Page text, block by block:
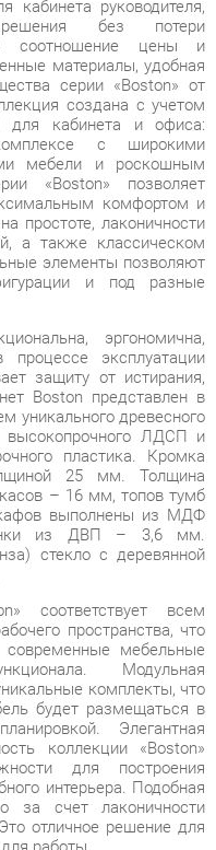
серии «Boston» от
создана с учетом
кабинета и офиса:
с широкими
мебели и роскошным
«Boston» позволяет
комфортом и
простоте, лаконичности
а также классическом
элементы позволяют
и под разные
эргономична,
эксплуатации
защиту от истирания,
Boston представлен в
древесного
ЛДСП и
пластика. Кромка
25 мм. Толщина
– 16 мм, топов тумб
выполнены из МДФ
из ДВП – 3,6 мм.
стекло с деревянной
соответствует всем
пространства, что
мебельные
Модульная
будет размещаться в
Элегантная
коллекции «Boston»
для построения
интерьера. Подобная
счет лаконичности
отличное решение для
работы.
рабочее место и зону
Лаконичность
изделий
для построения